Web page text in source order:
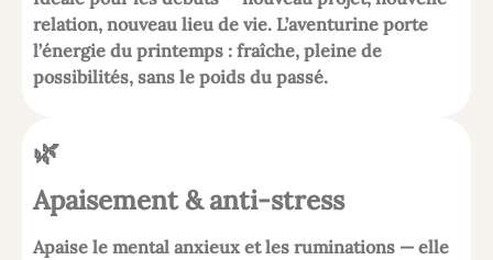
relation, nouveau lieu de vie. L’aventurine porte
l’énergie du printemps : fraîche, pleine de
possibilités, sans le poids du passé.
🌿
Apaisement & anti-stress
Apaise le mental anxieux et les ruminations — elle